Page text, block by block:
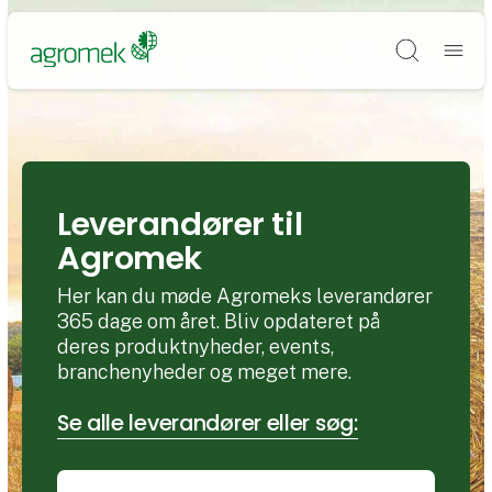
Søg
Leverandører til
Agromek
Her kan du møde Agromeks leverandører
365 dage om året. Bliv opdateret på
deres produktnyheder, events,
branchenyheder og meget mere.
Se alle leverandører eller søg: